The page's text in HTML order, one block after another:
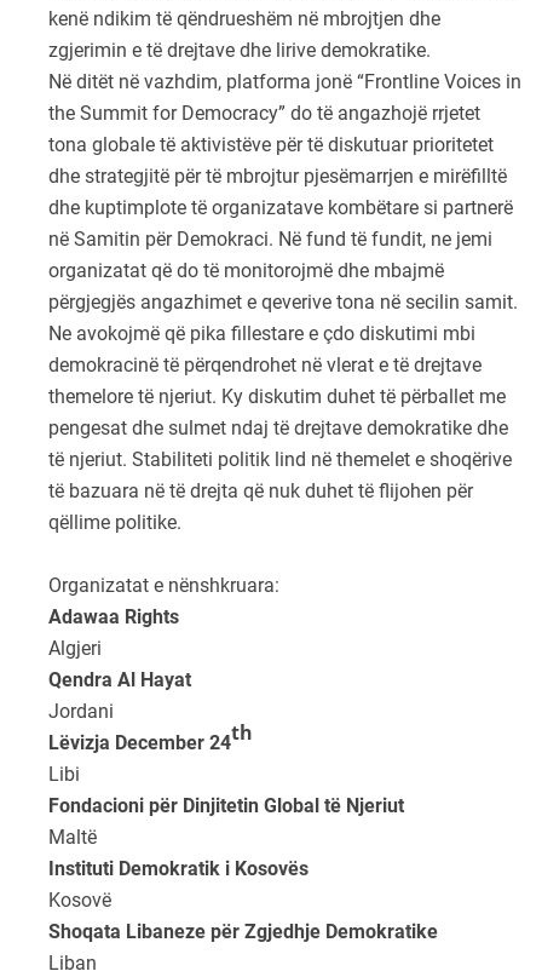
kenë ndikim të qëndrueshëm në mbrojtjen dhe
zgjerimin e të drejtave dhe lirive demokratike.
Në ditët në vazhdim, platforma jonë “Frontline Voices in
the Summit for Democracy” do të angazhojë rrjetet
tona globale të aktivistëve për të diskutuar prioritetet
dhe strategjitë për të mbrojtur pjesëmarrjen e mirëfilltë
dhe kuptimplote të organizatave kombëtare si partnerë
në Samitin për Demokraci. Në fund të fundit, ne jemi
organizatat që do të monitorojmë dhe mbajmë
përgjegjës angazhimet e qeverive tona në secilin samit.
Ne avokojmë që pika fillestare e çdo diskutimi mbi
demokracinë të përqendrohet në vlerat e të drejtave
themelore të njeriut. Ky diskutim duhet të përballet me
pengesat dhe sulmet ndaj të drejtave demokratike dhe
të njeriut. Stabiliteti politik lind në themelet e shoqërive
të bazuara në të drejta që nuk duhet të flijohen për
qëllime politike.
Organizatat e nënshkruara:
Adawaa Rights
Algjeri
Qendra Al Hayat
Jordani
Lëvizja December 24th
Libi
Fondacioni për Dinjitetin Global të Njeriut
Maltë
Instituti Demokratik i Kosovës
Kosovë
Shoqata Libaneze për Zgjedhje Demokratike
Liban